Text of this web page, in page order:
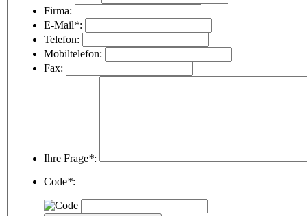
Firma:
E-Mail*:
Telefon:
Mobiltelefon:
Fax:
Ihre Frage*:
Code*: